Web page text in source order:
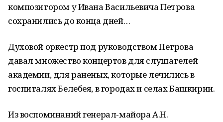
композитором у Ивана Васильевича Петрова
сохранились до конца дней…
Духовой оркестр под руководством Петрова
давал множество концертов для слушателей
академии, для раненых, которые лечились в
госпиталях Белебея, в городах и селах Башкирии.
Из воспоминаний генерал-майора А.Н.